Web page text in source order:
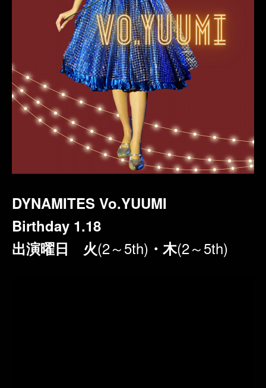
DYNAMITES Vo.YUUMI
Birthday 1.18
出演曜日 火(2～5th) ・木(2～5th)